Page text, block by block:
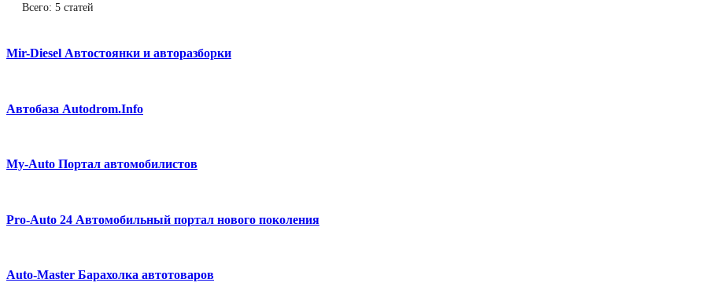
Всего: 5 статей
Mir-Diesel Автостоянки и авторазборки
Автобаза Autodrom.Info
My-Auto Портал автомобилистов
Pro-Auto 24 Автомобильный портал нового поколения
Auto-Master Барахолка автотоваров